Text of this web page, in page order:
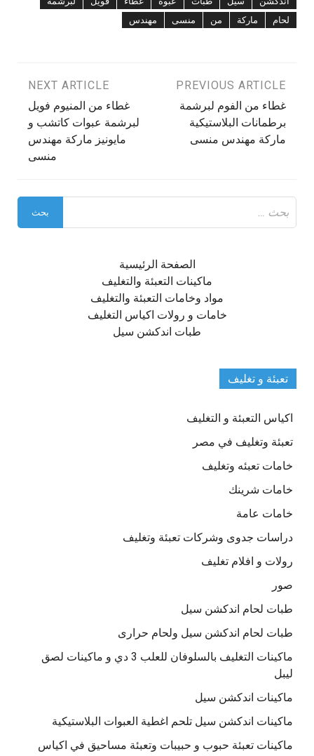
لحام
ماركة من منسى مهندس
تصفّح
المقالات
PREVIOUS ARTICLE
غطاء من الفوم لبرشمة
برطمانات البلاستيكية
ماركة مهندس منسى
NEXT ARTICLE
غطاء من المنيوم فويل
لبرشمة عبوات كاتشب و
مايونيز ماركة مهندس
منسى
عن:
الصفحة الرئيسية
ماكينات التعبئة والتغليف
مواد وخامات التعبئة والتغليف
خامات و رولات اكياس التغليف
طبات اندكشن سيل
تعبئة و تغليف
اكياس التعبئة و التغليف
تعبئة وتغليف في مصر
خامات تعبئه وتغليف
خامات شرينك
خامات عامة
دراسات جدوى وشركات تعبئة وتغليف
رولات و افلام تغليف
صور
طبات لحام اندكشن سيل
طبات لحام اندكشن سيل ولحام حرارى
ماكينات التغليف بالسلوفان للعلب 3 دي و ماكينات لصق
ليبل
ماكينات اندكشن سيل
ماكينات اندكشن سيل تلحم اغطية العبوات البلاستيكية
ماكينات تعبئة حبوب و حبيبات وتعبئة مساحيق في اكياس